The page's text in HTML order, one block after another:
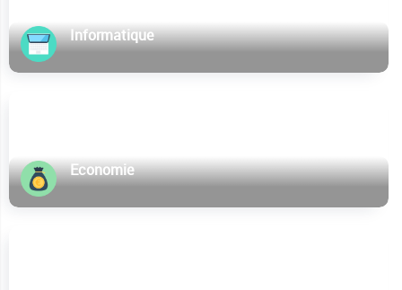
Informatique
Economie